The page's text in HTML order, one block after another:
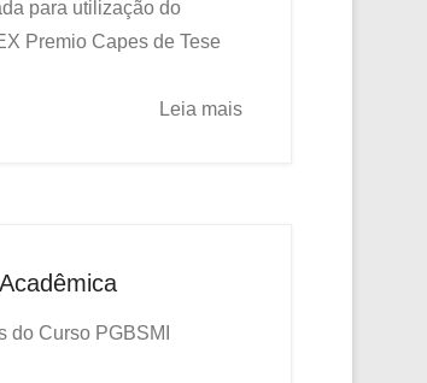
para utilização do
Premio Capes de Tese
Leia mais
do Curso PGBSMI